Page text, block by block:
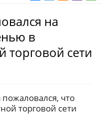
на
в
торговой сети
пожаловался, что
торговой сети